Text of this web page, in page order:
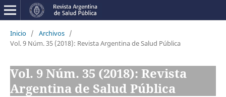
Inicio / Archivos /
Vol. 9 Núm. 35 (2018): Revista Argentina de Salud Pública
Vol. 9 Núm. 35 (2018): Revista
Argentina de Salud Pública